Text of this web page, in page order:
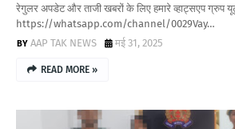
रेगुलर अपडेट और ताजी खबरों के लिए हमारे व्हाट्सएप ग्रुप
https://whatsapp.com/channel/0029Vay…
AAP TAK NEWS
मई 31, 2025
READ MORE »